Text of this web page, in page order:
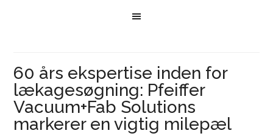
60 års ekspertise inden for
lækagesøgning: Pfeiffer
Vacuum+Fab Solutions
markerer en vigtig milepæl